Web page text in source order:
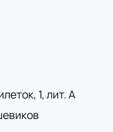
1, лит. А